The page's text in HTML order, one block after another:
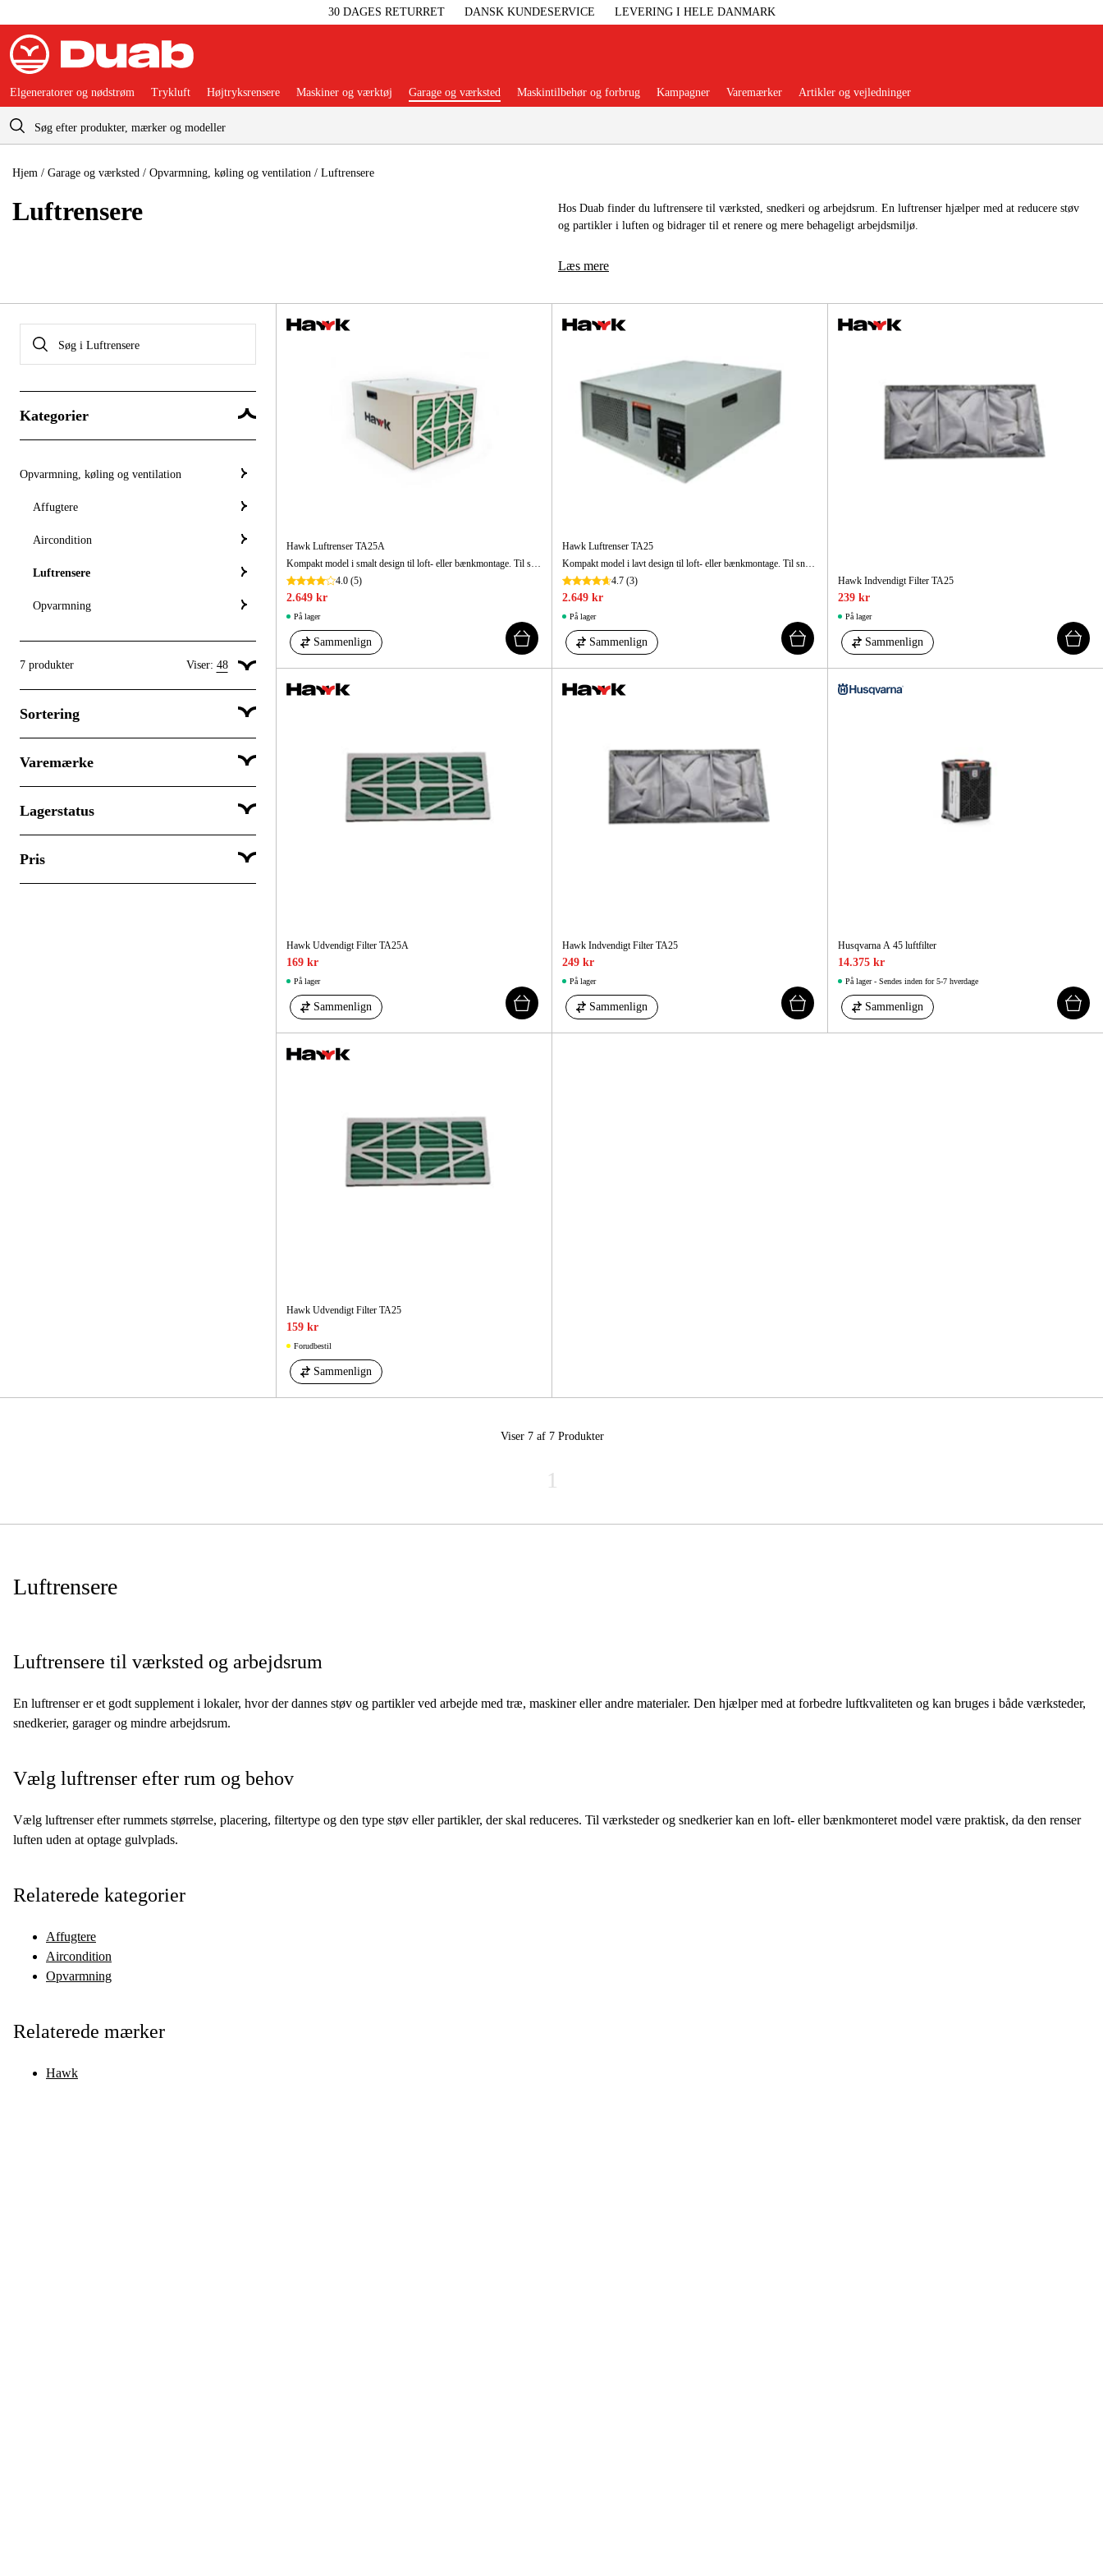
30 DAGES RETURRET DANSK KUNDESERVICE LEVERING I HELE DANMARK
Garage Og Værksted
Maskintilbehør Og Forbrug
Elgeneratorer og nødstrøm Trykluft Højtryksrensere Maskiner og værktøj Garage og værksted Maskintilbehør og forbrug Kampagner Varemærker Artikler og vejledninger
Hjem / Garage og værksted / Opvarmning, køling og ventilation / Luftrensere
Luft­rensere
Hos Duab finder du luftrensere til værksted, snedkeri og arbejdsrum. En luftrenser hjælper med at reducere støv
og partikler i luften og bidrager til et renere og mere behageligt arbejdsmiljø.
Læs mere
Kategorier
Opvarmning, køling og ventilation
Affugtere
Aircondition
Luftrensere
Opvarmning
7 produkter Viser: 48
Vis 48 produkter pr. side
Sortering
Popularitet
Varemærke
Hawk
Husqvarna
Lagerstatus
Sendes med det samme
Afsendes om mere end 5 hverdage
Pris
Hawk Luftrenser TA25A
Kompakt model i smalt design til loft- eller bænkmontage. Til snedkerier og værksteder op til 300 m³. Brugervenlig med fjernbetjening.
4.0(5)
2.649 kr
På lager
Sammenlign
Hawk Luftrenser TA25
Kompakt model i lavt design til loft- eller bænkmontage. Til snedkerier og værksteder op til 300 m³. Brugervenlig med fjernbetjening.
4.7(3)
2.649 kr
På lager
Sammenlign
Hawk Indvendigt Filter TA25
239 kr
På lager
Sammenlign
Hawk Udvendigt Filter TA25A
169 kr
På lager
Sammenlign
Hawk Indvendigt Filter TA25
249 kr
På lager
Sammenlign
Husqvarna A 45 luftfilter
14.375 kr
På lager - Sendes inden for 5-7 hverdage
Sammenlign
Hawk Udvendigt Filter TA25
159 kr
Forudbestil
Sammenlign
Viser 7 af 7 Produkter
1
Luftrensere
Luftrensere til værksted og arbejdsrum
En luftrenser er et godt supplement i lokaler, hvor der dannes støv og partikler ved arbejde med træ, maskiner eller andre materialer. Den hjælper med at forbedre luftkvaliteten og kan bruges i både værksteder,
snedkerier, garager og mindre arbejdsrum.
Vælg luftrenser efter rum og behov
Vælg luftrenser efter rummets størrelse, placering, filtertype og den type støv eller partikler, der skal reduceres. Til værksteder og snedkerier kan en loft- eller bænkmonteret model være praktisk, da den renser
luften uden at optage gulvplads.
Relaterede kategorier
Affugtere
Aircondition
Opvarmning
Relaterede mærker
Hawk